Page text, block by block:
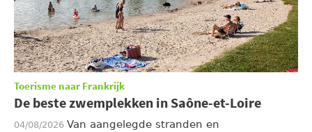
Toerisme naar Frankrijk
De beste zwemplekken in Saône-et-Loire
04/08/2026 Van aangelegde stranden en